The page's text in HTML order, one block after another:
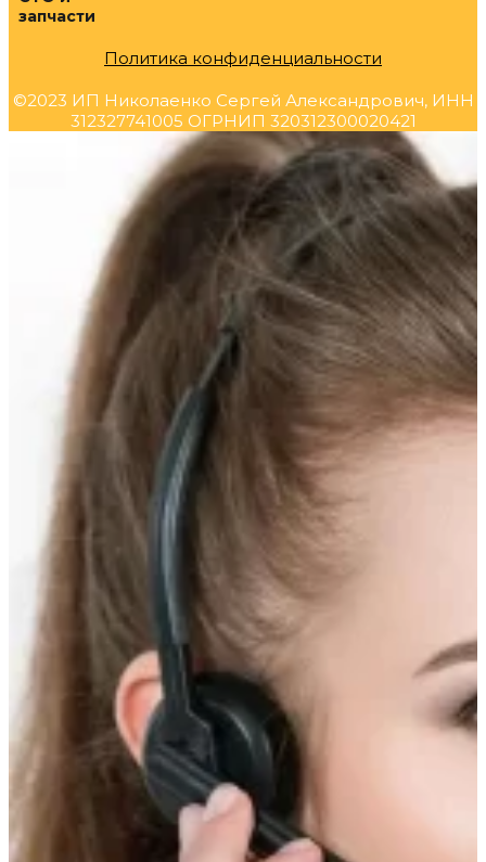
запчасти
Политика конфиденциальности
©2023 ИП Николаенко Сергей Александрович, ИНН
312327741005 ОГРНИП 320312300020421